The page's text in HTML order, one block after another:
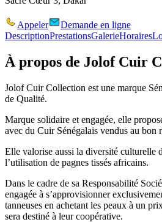
Appeler
Demande en ligne
DescriptionPrestationsGalerieHoraires
À propos de Jolof Cuir
Jolof Cuir Collection est une marque
de Qualité.
Marque solidaire et engagée, elle
avec du Cuir Sénégalais vendus au bon
Elle valorise aussi la diversité culturelle
l’utilisation de pagnes tissés africains.
Dans le cadre de sa Responsabilité
engagée à s’approvisionner
tanneuses en achetant les peaux à un
sera destiné à leur coopérative.